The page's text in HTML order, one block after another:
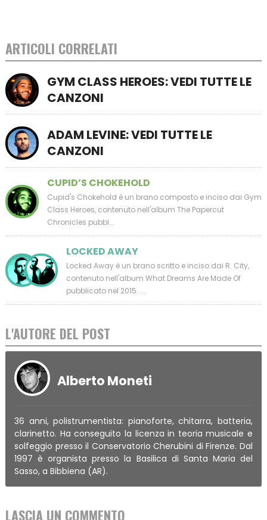
ARTICOLI CORRELATI
GYM CLASS HEROES: VEDI TUTTE LE
CANZONI
ADAM LEVINE: VEDI TUTTE LE
CANZONI
CUPID’S CHOKEHOLD
Cupid's Chokehold è un brano composto e inciso dai Gym
Class Heroes, contenuto nell'album The Papercut
Chronicles pubbl...
LOCKED AWAY
Locked Away è un brano scritto e inciso dai R. City,
contenuto nell'album What Dreams Are Made Of
pubblicato nel 2015. ...
L'AUTORE DEL POST
Alberto Moneti
36 anni, polistrumentista: pianoforte, chitarra, batteria,
clarinetto. Ha conseguito la licenza in teoria musicale e
solfeggio presso il Conservatorio Cherubini di Firenze. Dal
1997 è organista presso la Basilica di Santa Maria del
Sasso, a Bibbiena (AR).
LASCIA UN COMMENTO